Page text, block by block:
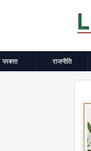
परबत्ता राजनीति